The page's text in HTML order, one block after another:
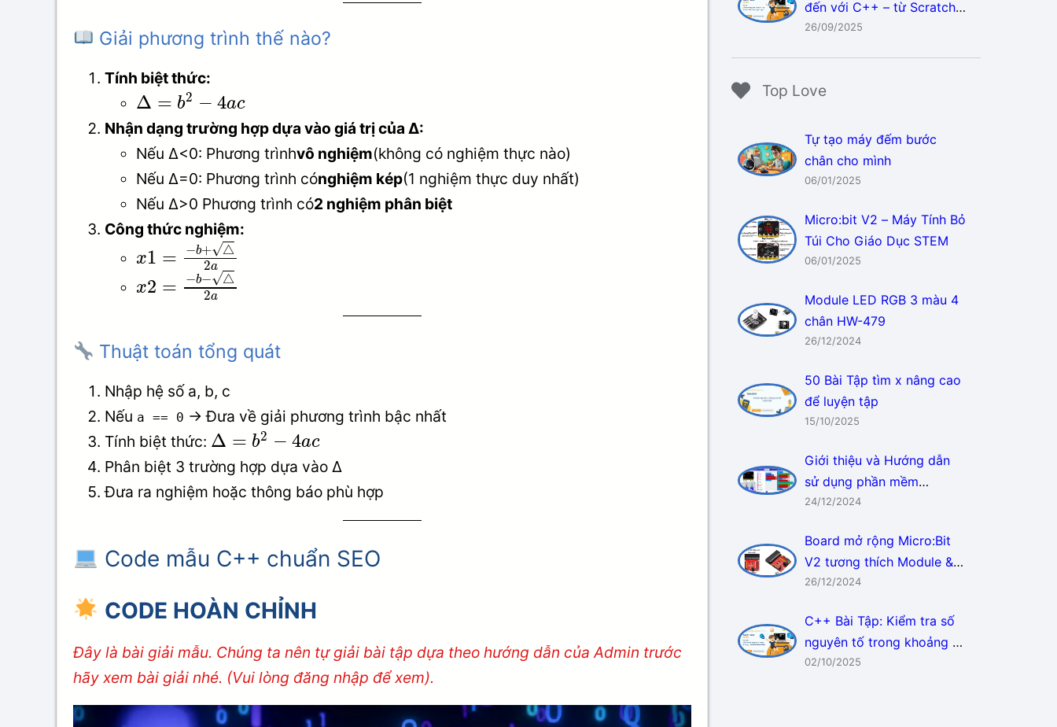
Giải phương trình thế nào?
Tính biệt thức:
Δ = b2 − 4ac
Nhận dạng trường hợp dựa vào giá trị của Δ:
Nếu Δ<0: Phương trìnhvô nghiệm(không có nghiệm thực nào)
Nếu Δ=0: Phương trình cónghiệm kép(1 nghiệm thực duy nhất)
Nếu Δ>0 Phương trình có2 nghiệm phân biệt
Công thức nghiệm:
x1 = −b+ △
√
2a
x2 = −b− △
√
2a
Thuật toán tổng quát
Nhập hệ số a, b, c
Nếu a == 0 → Đưa về giải phương trình bậc nhất
Tính biệt thức: Δ = b2 − 4ac
Phân biệt 3 trường hợp dựa vào Δ
Đưa ra nghiệm hoặc thông báo phù hợp
Code mẫu C++ chuẩn SEO
CODE HOÀN CHỈNH
Đây là bài giải mẫu. Chúng ta nên tự giải bài tập dựa theo hướng dẫn của Admin trước
hãy xem bài giải nhé. (Vui lòng đăng nhập để xem).
đến với C++ – từ Scratch
đến siêu ngôn ngữ!
26/09/2025
Top Love
Tự tạo máy đếm bước
chân cho mình
06/01/2025
Micro:bit V2 – Máy Tính Bỏ
Túi Cho Giáo Dục STEM
06/01/2025
Module LED RGB 3 màu 4
chân HW-479
26/12/2024
50 Bài Tập tìm x nâng cao
để luyện tập
15/10/2025
Giới thiệu và Hướng dẫn
sử dụng phần mềm
Makecode
24/12/2024
Board mở rộng Micro:Bit
V2 tương thích Module &
Sensor 3.3v, 5v
26/12/2024
C++ Bài Tập: Kiểm tra số
nguyên tố trong khoảng –
tìm kho báu số học!
02/10/2025